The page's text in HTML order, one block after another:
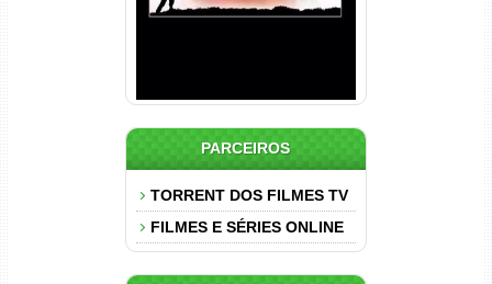
PARCEIROS
TORRENT DOS FILMES TV
FILMES E SÉRIES ONLINE